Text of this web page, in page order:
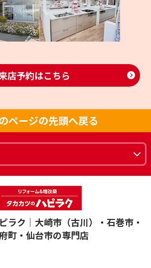
店予約はこちら
ページの先頭へ戻る
ラク｜大崎市（古川）・石巻市・
町・仙台市の専門店